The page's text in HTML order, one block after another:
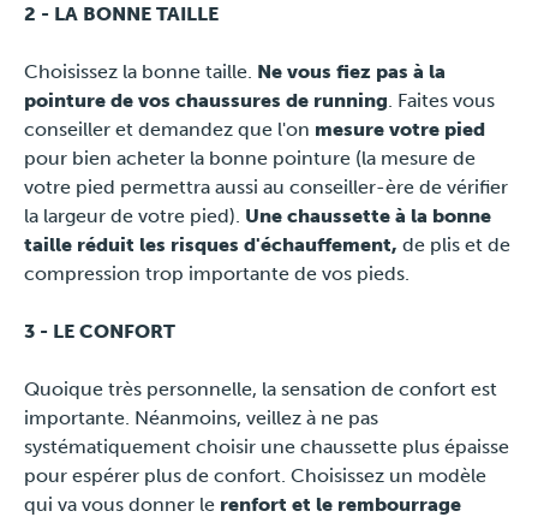
2 - LA BONNE TAILLE
Choisissez la bonne taille. Ne vous fiez pas à la
pointure de vos chaussures de running . Faites vous
conseiller et demandez que l'on mesure votre pied
pour bien acheter la bonne pointure (la mesure de
votre pied permettra aussi au conseiller-ère de vérifier
la largeur de votre pied). Une chaussette à la bonne
taille réduit les risques d'échauffement, de plis et de
compression trop importante de vos pieds.
3 - LE CONFORT
Quoique très personnelle, la sensation de confort est
importante. Néanmoins, veillez à ne pas
systématiquement choisir une chaussette plus épaisse
pour espérer plus de confort. Choisissez un modèle
qui va vous donner le renfort et le rembourrage